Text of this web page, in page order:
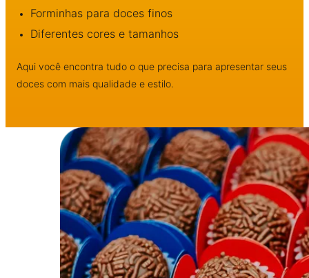
Forminhas para doces finos
Diferentes cores e tamanhos
Aqui você encontra tudo o que precisa para apresentar seus
doces com mais qualidade e estilo.